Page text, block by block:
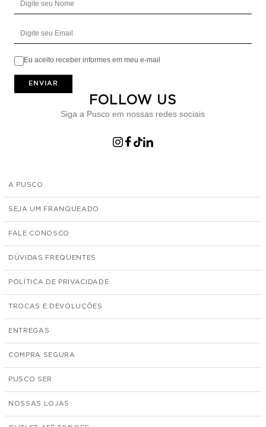
Eu aceito receber informes em meu e-mail
ENVIAR
FOLLOW US
Siga a Pusco em nossas redes sociais
A PUSCO
SEJA UM FRANQUEADO
FALE CONOSCO
DÚVIDAS FREQUENTES
POLÍTICA DE PRIVACIDADE
TROCAS E DEVOLUÇÕES
ENTREGAS
COMPRA SEGURA
PUSCO SER
NOSSAS LOJAS